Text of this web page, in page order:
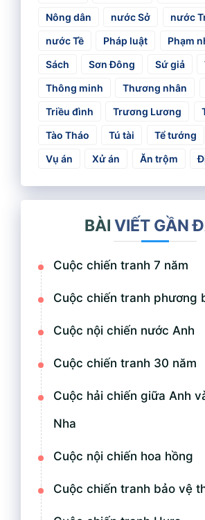
Nông dân
nước Sở
nước
nước Tề
Pháp luật
Phạm
Sách
Sơn Đông Sứ giả
Thông minh
Thương nhân
Triều đình
Trương Lương
Tào Tháo
Tú tài Tể tướng
Vụ án
Xử án Ăn trộm
BÀI VIẾT GẦN
Cuộc chiến tranh 7 năm
Cuộc chiến tranh phương
Cuộc nội chiến nước Anh
Cuộc chiến tranh 30 năm
Cuộc hải chiến giữa Anh
Nha
Cuộc nội chiến hoa hồng
Cuộc chiến tranh bảo vệ